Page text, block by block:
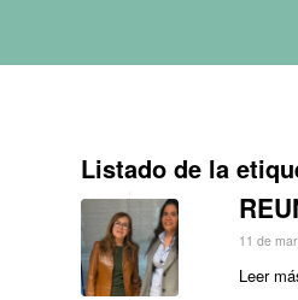
Listado de la
11 de
Leer